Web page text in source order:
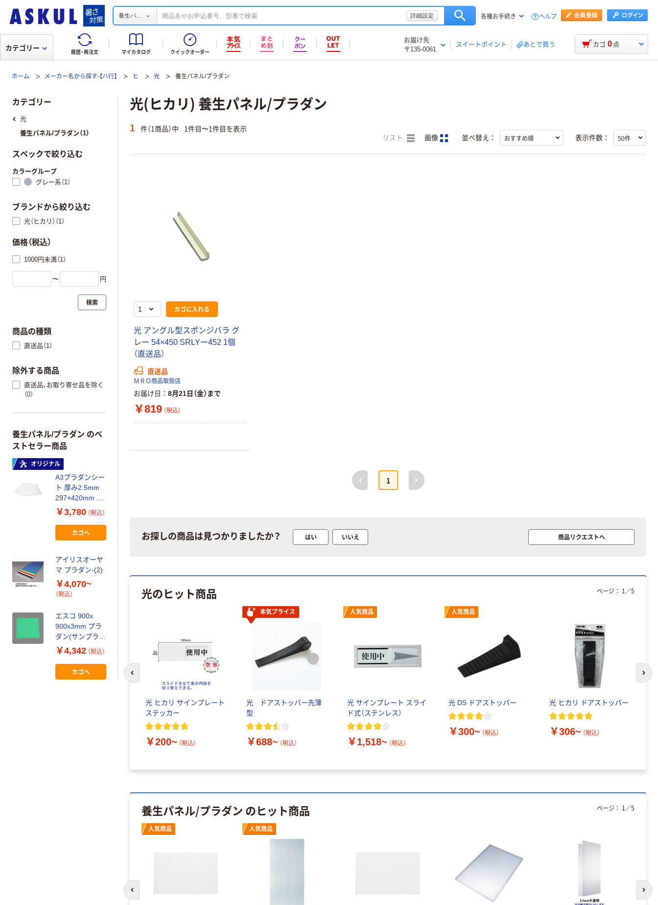
養生パ... 詳細設定 各種お手続き ヘルプ
履歴・再注文 マイカタログ クイックオーダー
お届け先
〒135-0061
スイートポイント あとで買う
カテゴリー カゴ 0 点
ホーム メーカー名から探す-【ハ行】 ヒ 光 養生パネル/プラダン
光(ヒカリ) 養生パネル/プラダン
1 件（1商品）中 1件目〜1件目を表示
リスト 画像 並べ替え： 表示件数：
カゴに入れる
光 アングル型スポンジバラ グ
レー 54×450 SRLYー452 1個
（直送品）
直送品
ＭＲＯ商品取扱店
お届け日 8月21日（金）まで
￥819 （税込）
前へ
1
次へ
お探しの商品は見つかりましたか？ はい いいえ 商品リクエストへ
光のヒット商品
光 ヒカリ サインプレート
ステッカー
￥200~ （税込）
本気プライス
光 ドアストッパー先薄
型
￥688~ （税込）
人気商品
光 サインプレート スライ
ド式（ステンレス）
￥1,518~ （税込）
人気商品
光 DS ドアストッパー
￥300~ （税込）
光 ヒカリ ドアストッパー
￥306~ （税込）
ページ： 1 ／5
次
養生パネル/プラダン のヒット商品
人気商品 人気商品
ページ： 1 ／5
前のスライドへ 次
カテゴリー
光
養生パネル/プラダン（1）
スペックで絞り込む
カラーグループ
グレー系（1）
ブランドから絞り込む
光（ヒカリ）（1）
価格（税込）
1000円未満（1）
〜 円
検索
商品の種類
直送品（1）
除外する商品
直送品、お取り寄せ品を除く
（0）
養生パネル/プラダン のベ
ストセラー商品
オリジナル
A3プラダンシー
ト 厚み2.5mm
297×420mm ホ
ワイト 10枚入
WPP1628 1セッ
ト(1袋(10
枚)×10) オリジ
￥3,780 （税込）
カゴへ
アイリスオーヤ
マ プラダン-(2)
￥4,070~
（税込）
エスコ 900x
900x3mm プラ
ダン(サンプラ
イ/ライトグリー
ン・5枚)
EA911BD-213 1
束(5枚)（直送品）
￥4,342 （税込）
カゴへ